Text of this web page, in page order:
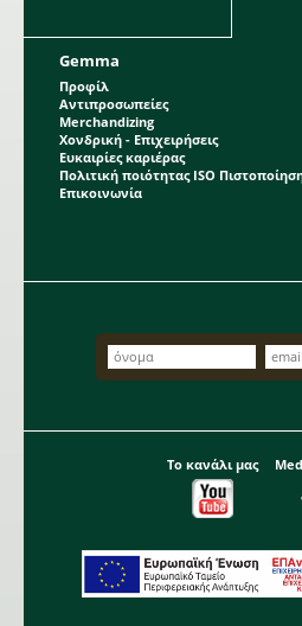
Gemma
Προφίλ
Αντιπροσωπείες
Merchandizing
Χονδρική - Επιχειρήσεις
Ευκαιρίες καριέρας
Πολιτική ποιότητας ISO
Επικοινωνία
Το κανάλι μας